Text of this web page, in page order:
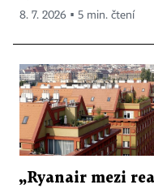
8. 7. 2026 ▪ 5 min. čtení
„Ryanair mezi